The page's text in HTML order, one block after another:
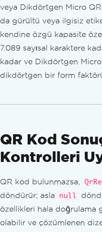
// Read from a
bitmap
a-capture.jpg");
var fastResults =
ageInput (bitmap,
veya Dikdörtgen Micro QR
da gürültü veya ilgisiz
kendine özgü kapasite
7.089 sayısal karaktere
kadar ve Dikdörtgen Micro
dikdörtgen bir form
QR Kod
Kontrolleri
QR kod bulunmazsa,
döndürür; asla
null
özellikleri hala doğrulama
olabilir ve çözümlenen